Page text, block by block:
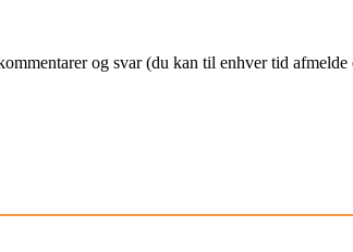
og svar (du kan til enhver tid afmelde